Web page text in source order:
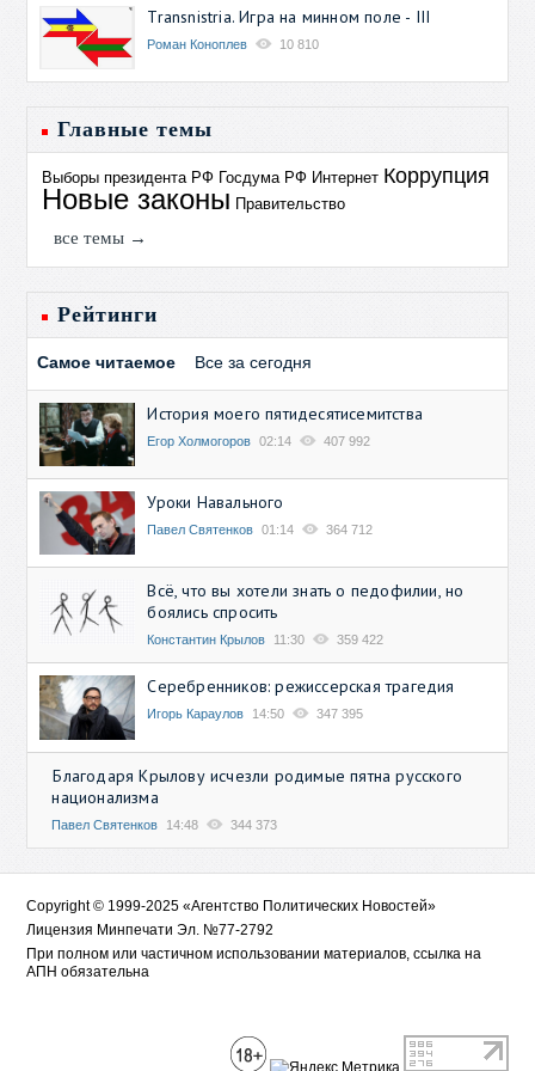
Transnistria. Игра на минном поле - III
Роман Коноплев 10 810
Главные темы
Выборы президента РФ Госдума РФ Интернет Коррупция
Новые законы Правительство
все темы →
Рейтинги
Самое читаемое Все за сегодня
История моего пятидесятисемитства
Егор Холмогоров 02:14 407 992
Уроки Навального
Павел Святенков 01:14 364 712
Всё, что вы хотели знать о педофилии, но
боялись спросить
Константин Крылов 11:30 359 422
Серебренников: режиссерская трагедия
Игорь Караулов 14:50 347 395
Благодаря Крылову исчезли родимые пятна русского
национализма
Павел Святенков 14:48 344 373
Copyright © 1999-2025 «Агентство Политических Новостей»
Лицензия Минпечати Эл. №77-2792
При полном или частичном использовании материалов, ссылка на
АПН обязательна